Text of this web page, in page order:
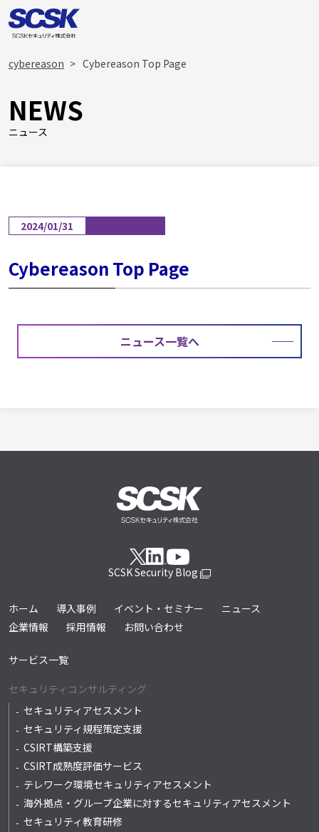
cybereason Cybereason Top Page
NEWS
ニュース
2024/01/31
Cybereason Top Page
ニュース一覧へ
SCSK Security Blog
ホーム 導入事例 イベント・セミナー
ニュース
企業情報
採用情報 お問い合わせ
サービス一覧
セキュリティコンサルティング
セキュリティアセスメント
セキュリティ規程策定支援
CSIRT構築支援
CSIRT成熟度評価サービス
テレワーク環境セキュリティアセスメント
海外拠点・グループ企業に対するセキュリティアセスメント
セキュリティ教育研修